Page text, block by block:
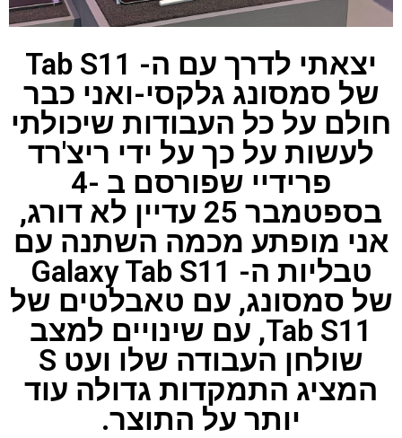
יצאתי לדרך עם ה- Tab S11
של סמסונג גלקסי-ואני כבר
חולם על כל העבודות שיכולתי
לעשות על כך על ידי ריצ'רד
פרידיי שפורסם ב -4
בספטמבר 25 עדיין לא דורג,
אני מופתע מכמה השתנה עם
טבליות ה- Galaxy Tab S11
של סמסונג, עם טאבלטים של
Tab S11, עם שינויים למצב
שולחן העבודה שלו ועט S
המציג התמקדות גדולה עוד
יותר על התוצר.